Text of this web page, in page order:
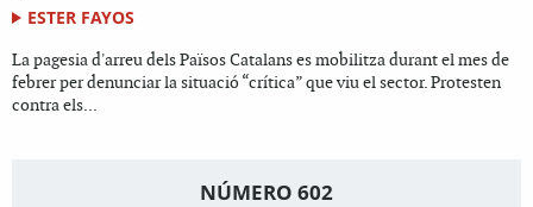
ESTER FAYOS
La pagesia d'arreu dels Països Catalans es mobilitza durant el mes de
febrer per denunciar la situació “crítica” que viu el sector. Protesten
contra els...
NÚMERO 602